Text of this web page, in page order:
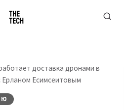
доставка дронами в
Ерланом Есимсеитовым